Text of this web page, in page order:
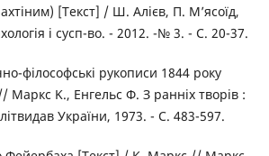
[Текст] / Ш. Алієв, П. М’ясоїд,
і сусп-во. - 2012. -№ 3. - С. 20-37.
філософські рукописи 1844 року
K., Енгельс Ф. З ранніх творів :
України, 1973. - С. 483-597.